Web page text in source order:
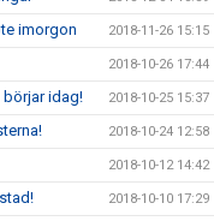
imorgon 2018-11-26 15:15
2018-10-26 17:44
börjar idag! 2018-10-25 15:37
2018-10-24 12:58
2018-10-12 14:42
2018-10-10 17:29